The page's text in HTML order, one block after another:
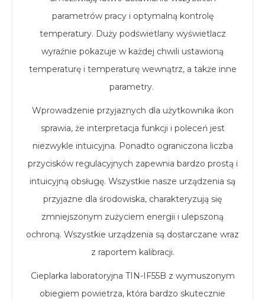
parametrów pracy i optymalną kontrolę
temperatury. Duży podświetlany wyświetlacz
wyraźnie pokazuje w każdej chwili ustawioną
temperaturę i temperaturę wewnątrz, a także inne
parametry.
Wprowadzenie przyjaznych dla użytkownika ikon
sprawia, że interpretacja funkcji i poleceń jest
niezwykle intuicyjna. Ponadto ograniczona liczba
przycisków regulacyjnych zapewnia bardzo prostą i
intuicyjną obsługę. Wszystkie nasze urządzenia są
przyjazne dla środowiska, charakteryzują się
zmniejszonym zużyciem energii i ulepszoną
ochroną. Wszystkie urządzenia są dostarczane wraz
z raportem kalibracji.
Cieplarka laboratoryjna TIN-IF55B z wymuszonym
obiegiem powietrza, która bardzo skutecznie